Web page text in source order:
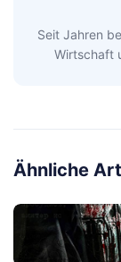
Seit Jahren
Wirtschaft
Ähnliche